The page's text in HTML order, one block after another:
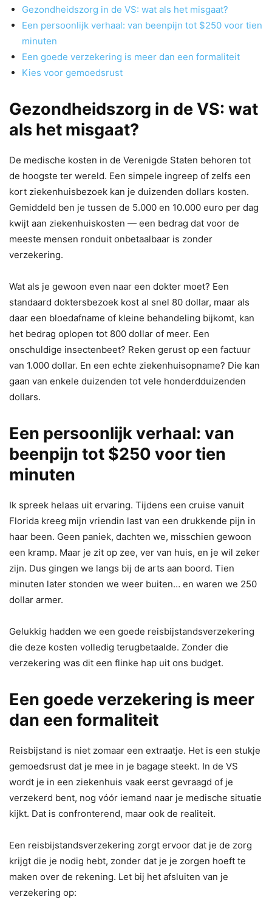
Gezondheidszorg in de VS: wat als het misgaat?
Een persoonlijk verhaal: van beenpijn tot $250 voor tien
minuten
Een goede verzekering is meer dan een formaliteit
Kies voor gemoedsrust
Gezondheidszorg in de VS: wat
als het misgaat?
De medische kosten in de Verenigde Staten behoren tot
de hoogste ter wereld. Een simpele ingreep of zelfs een
kort ziekenhuisbezoek kan je duizenden dollars kosten.
Gemiddeld ben je tussen de 5.000 en 10.000 euro per dag
kwijt aan ziekenhuiskosten — een bedrag dat voor de
meeste mensen ronduit onbetaalbaar is zonder
verzekering.
Wat als je gewoon even naar een dokter moet? Een
standaard doktersbezoek kost al snel 80 dollar, maar als
daar een bloedafname of kleine behandeling bijkomt, kan
het bedrag oplopen tot 800 dollar of meer. Een
onschuldige insectenbeet? Reken gerust op een factuur
van 1.000 dollar. En een echte ziekenhuisopname? Die kan
gaan van enkele duizenden tot vele honderdduizenden
dollars.
Een persoonlijk verhaal: van
beenpijn tot $250 voor tien
minuten
Ik spreek helaas uit ervaring. Tijdens een cruise vanuit
Florida kreeg mijn vriendin last van een drukkende pijn in
haar been. Geen paniek, dachten we, misschien gewoon
een kramp. Maar je zit op zee, ver van huis, en je wil zeker
zijn. Dus gingen we langs bij de arts aan boord. Tien
minuten later stonden we weer buiten… en waren we 250
dollar armer.
Gelukkig hadden we een goede reisbijstandsverzekering
die deze kosten volledig terugbetaalde. Zonder die
verzekering was dit een flinke hap uit ons budget.
Een goede verzekering is meer
dan een formaliteit
Reisbijstand is niet zomaar een extraatje. Het is een stukje
gemoedsrust dat je mee in je bagage steekt. In de VS
wordt je in een ziekenhuis vaak eerst gevraagd of je
verzekerd bent, nog vóór iemand naar je medische situatie
kijkt. Dat is confronterend, maar ook de realiteit.
Een reisbijstandsverzekering zorgt ervoor dat je de zorg
krijgt die je nodig hebt, zonder dat je je zorgen hoeft te
maken over de rekening. Let bij het afsluiten van je
verzekering op: